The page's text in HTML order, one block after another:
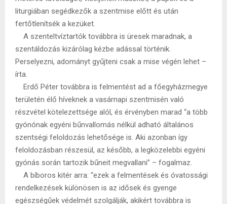
liturgiában segédkezők a szentmise előtt és után
fertőtlenítsék a kezüket.
A szenteltvíztartók továbbra is üresek maradnak, a
szentáldozás kizárólag kézbe adással történik.
Perselyezni, adományt gyűjteni csak a mise végén lehet –
írta.
Erdő Péter továbbra is felmentést ad a főegyházmegye
területén élő híveknek a vasárnapi szentmisén való
részvétel kötelezettsége alól, és érvényben marad “a több
gyónónak egyéni bűnvallomás nélkül adható általános
szentségi feloldozás lehetősége is. Aki azonban így
feloldozásban részesül, az később, a legközelebbi egyéni
gyónás során tartozik bűneit megvallani” – fogalmaz.
A bíboros kitér arra: “ezek a felmentések és óvatossági
rendelkezések különösen is az idősek és gyenge
egészségűek védelmét szolgálják, akikért továbbra is